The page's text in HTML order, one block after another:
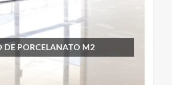
DE PORCELANATO M2